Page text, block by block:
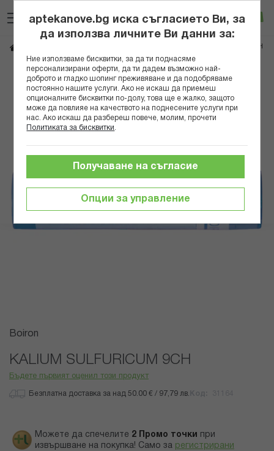
към
съдържанието
Вход
KALIUM SULFURICUM 9CH
Преминете
края
галерията
Преминете
началото
Boiron
KALIUM SULFURICUM 9CH
Бъдете първият оценил този продукт
Безплатна доставка за над 50.00 € / 97,79 лв.
Можете да спечелите 2 Промо точки
при
извършване на покупка! Само за регистрирани
aptekanove.bg иска съгласието Ви, за
да използва личните Ви данни за:
Ние използваме бисквитки, за да ти поднасяме
персонализирани оферти, да ти дадем възможно най-
доброто и гладко шопинг преживяване и да подобряваме
постоянно нашите услуги. Ако не искаш да приемеш
опционалните бисквитки по-долу, това ще е жалко, защото
може да повлияе на качеството на поднесените услуги при
нас. Ако искаш да разбереш повече, молим, прочети
Политиката за бисквитки
Опции за управление
Получаване на съгласие